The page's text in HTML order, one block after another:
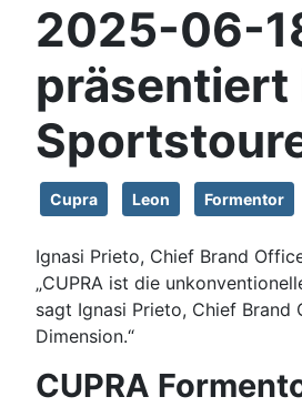
2025-06-
präsentiert
Cupra Leon Formentor
Ignasi Prieto, Chief Brand
„CUPRA ist die
sagt Ignasi Prieto, Chief Brand
Dimension.“
CUPRA